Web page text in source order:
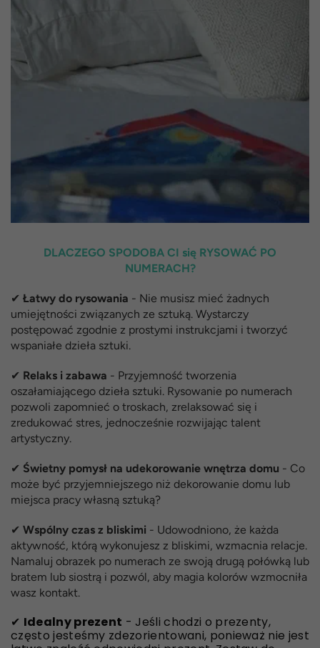
DLACZEGO SPODOBA CI się RYSOWAĆ PO
NUMERACH?
✔ Łatwy do rysowania - Nie musisz mieć żadnych
umiejętności związanych ze sztuką. Wystarczy
postępować zgodnie z prostymi instrukcjami i tworzyć
wspaniałe dzieła sztuki.
✔ Relaks i zabawa - Przyjemność tworzenia
oszałamiającego dzieła sztuki. Rysowanie po numerach
pozwoli zapomnieć o troskach, zrelaksować się i
zredukować stres, jednocześnie rozwijając talent
artystyczny.
✔ Świetny pomysł na udekorowanie wnętrza domu - Co
może być przyjemniejszego niż dekorowanie domu lub
miejsca pracy własną sztuką?
✔ Wspólny czas z bliskimi - Udowodniono, że każda
aktywność, którą wykonujesz z bliskimi, wzmacnia relacje.
Namaluj obrazek po numerach ze swoją drugą połówką lub
bratem lub siostrą i pozwól, aby magia kolorów wzmocniła
wasz kontakt.
✔ Idealny prezent - Jeśli chodzi o prezenty,
często jesteśmy zdezorientowani, ponieważ nie jest